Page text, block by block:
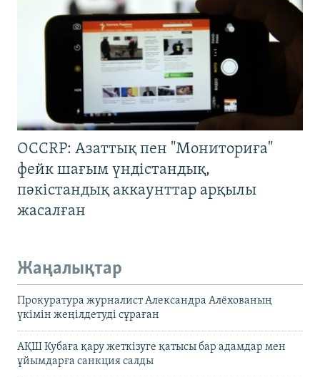
OCCRP: Азаттық пен "Мониториға"
фейк шағым үндістандық,
пәкістандық аккаунттар арқылы
жасалған
Жаңалықтар
Прокуратура журналист Александра Алёхованың
үкімін жеңілдетуді сұраған
АҚШ Кубаға қару жеткізуге қатысы бар адамдар мен
ұйымдарға санкция салды